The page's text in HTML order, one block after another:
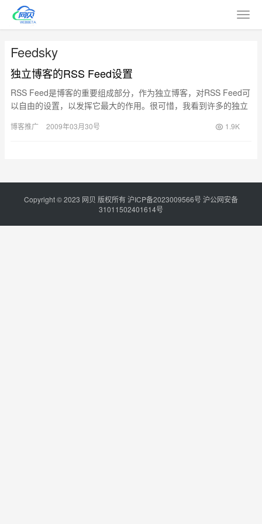
Feedsky
独立博客的RSS Feed设置
RSS Feed是博客的重要组成部分，作为独立博客，对RSS Feed可
以自由的设置，以发挥它最大的作用。很可惜，我看到许多的独立
博客推广 2009年03月30号 1.9K
Copyright © 2023 网贝 版权所有沪ICP备2023009566号 沪公网安备
31011502401614号